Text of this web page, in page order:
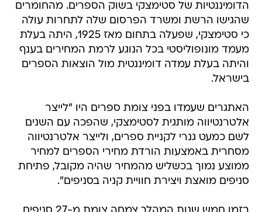
הדומיננטיות של סטימצקי בשוק הספרים. מהחומרים
שהגישו הרשת ומשרד הפרסום שלה לתחרות עולה
כי סטימצקי, שפעלה בתחום מאז 1925, היתה בעלת
מעמד מונופוליסטי בכל הנוגע לרמת המחירים בענף
והיתה בעלת עמדה דומיננטית מול הוצאות הספרים
בישראל.
האתגרים שעמדו בפני צומת ספרים היו "לייצר
אלטרנטיווה מותגית לסטימצקי, שהפכה עם השנים
לשם כמעט גנרי לקניית ספרים, ולייצר אלטרנטיווה
מסחרית באמצעות הורדת מחירי הספרים למחיר
ממוצע נמוך בכשליש מהמחיר שהיה מקובל, פתיחת
סניפים מואצת ויצירת חוויית קניה בסניפים".